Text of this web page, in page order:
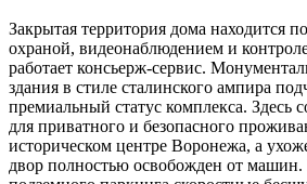
Закрытая территория дома находится
охраной, видеонаблюдением и
работает консьерж-сервис.
здания в стиле сталинского ампира
премиальный статус комплекса. Здесь
для приватного и безопасного
историческом центре Воронежа, а
двор полностью освобожден от машин.